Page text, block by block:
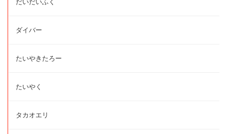
だいだいふく
ダイバー
たいやきたろー
たいやく
タカオエリ